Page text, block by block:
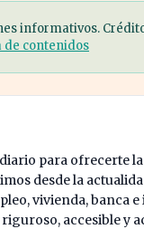
informativos.
de contenidos
para ofrecerte
desde la
vivienda, banca
accesible y